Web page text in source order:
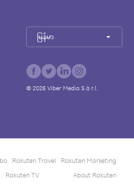
မြန်မာ
© 2026Viber Media S.à r.l.
Rakuten Travel
Rakuten Marketing
Rakuten TV About Rakuten